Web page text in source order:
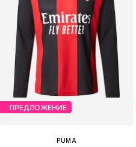
ПРЕДЛОЖЕНИЕ
PUMA